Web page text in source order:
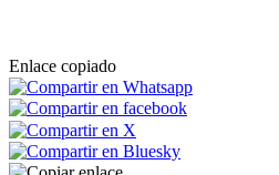
Enlace copiado